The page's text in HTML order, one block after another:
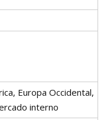
Europa Occidental,
interno